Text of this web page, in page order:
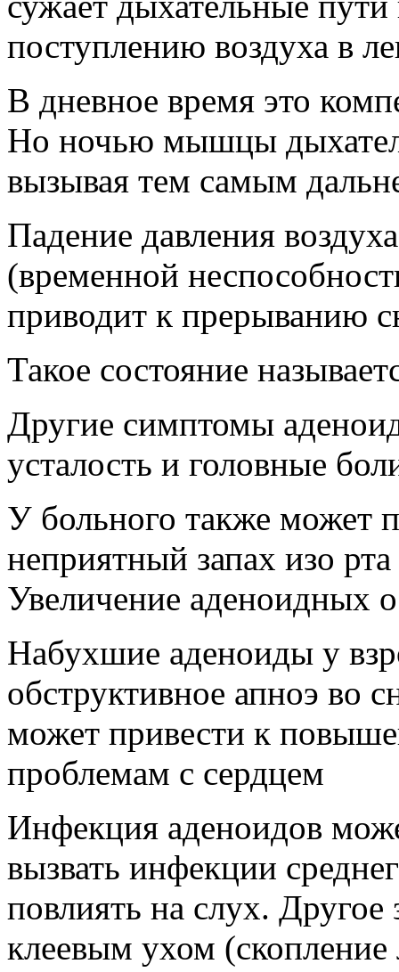
поступлению воздуха в
В дневное время это
Но ночью мышцы
вызывая тем самым
Падение давления
(временной
приводит к прерыванию
Такое состояние
Другие симптомы
усталость и головные
У больного также может
неприятный запах изо
Увеличение аденоидных
Набухшие аденоиды у
обструктивное апноэ во
может привести к
проблемам с сердцем
Инфекция аденоидов
вызвать инфекции
повлиять на слух. Другое
клеевым ухом